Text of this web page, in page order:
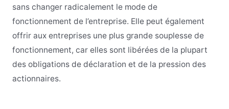
sans changer radicalement le mode de
fonctionnement de l’entreprise. Elle peut également
offrir aux entreprises une plus grande souplesse de
fonctionnement, car elles sont libérées de la plupart
des obligations de déclaration et de la pression des
actionnaires.